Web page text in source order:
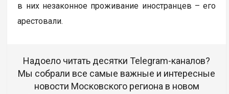
в них незаконное проживание иностранцев – его
арестовали.
Надоело читать десятки Telegram-каналов?
Мы собрали все самые важные и интересные
новости Московского региона в новом